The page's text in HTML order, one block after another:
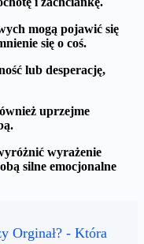
mogą pojawić się
się o coś.
lub desperację,
uprzejme
wyrażenie
silne emocjonalne
Orginał? - Która